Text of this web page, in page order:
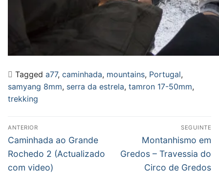
Tagged a77, caminhada, mountains, Portugal,
samyang 8mm, serra da estrela, tamron 17-50mm,
trekking
Navegação
de
artigos
ANTERIOR
Previous
post:
Caminhada ao Grande
Rochedo 2 (Actualizado
com video)
SEGUINTE
Next
post:
Montanhismo em
Gredos – Travessia do
Circo de Gredos